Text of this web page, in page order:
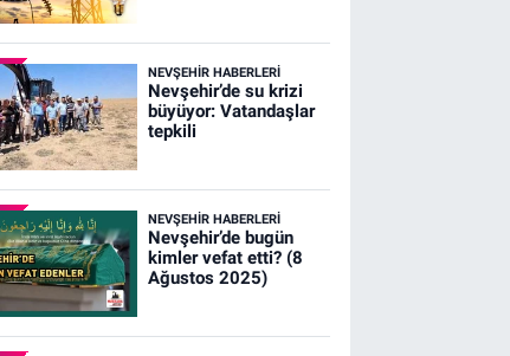
NEVŞEHIR HABERLERI
Nevşehir’de su krizi
büyüyor: Vatandaşlar
tepkili
NEVŞEHIR HABERLERI
Nevşehir’de bugün
kimler vefat etti? (8
Ağustos 2025)